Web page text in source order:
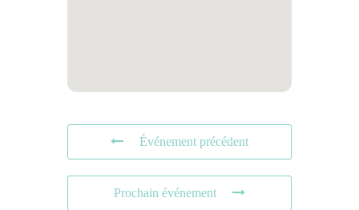
Événement précédent
Prochain événement